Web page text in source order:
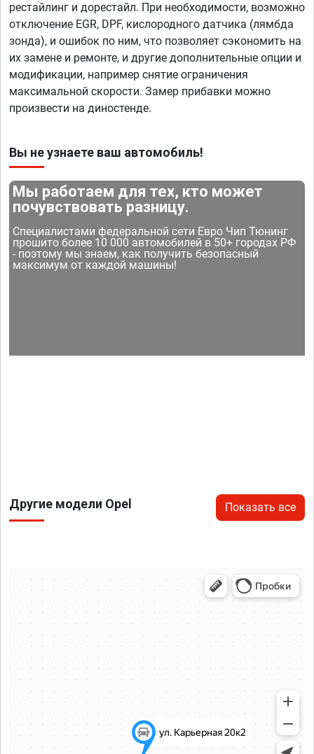
рестайлинг и дорестайл. При необходимости, возможно
отключение EGR, DPF, кислородного датчика (лямбда
зонда), и ошибок по ним, что позволяет сэкономить на
их замене и ремонте, и другие дополнительные опции и
модификации, например снятие ограничения
максимальной скорости. Замер прибавки можно
произвести на диностенде.
Вы не узнаете ваш автомобиль!
Мы работаем для тех, кто может
почувствовать разницу.
Специалистами федеральной сети Евро Чип Тюнинг
прошито более 10 000 автомобилей в 50+ городах РФ
- поэтому мы знаем, как получить безопасный
максимум от каждой машины!
Другие модели Opel Показать все